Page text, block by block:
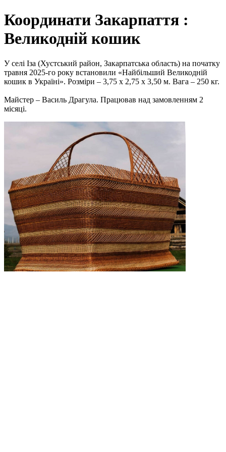
Координати Закарпаття :
Великодній кошик
У селі Іза (Хустський район, Закарпатська область) на початку
травня 2025-го року встановили «Найбільший Великодній
кошик в Україні». Розміри – 3,75 х 2,75 х 3,50 м. Вага – 250 кг.
Майстер – Василь Драгула. Працював над замовленням 2
місяці.